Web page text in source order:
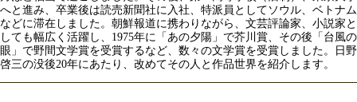
へと進み、卒業後は読売新聞社に入社、特派員としてソウル、ベトナム
などに滞在しました。朝鮮報道に携わりながら、文芸評論家、小説家と
しても幅広く活躍し、1975年に「あの夕陽」で芥川賞、その後「台風の
眼」で野間文学賞を受賞するなど、数々の文学賞を受賞しました。日野
啓三の没後20年にあたり、改めてその人と作品世界を紹介します。